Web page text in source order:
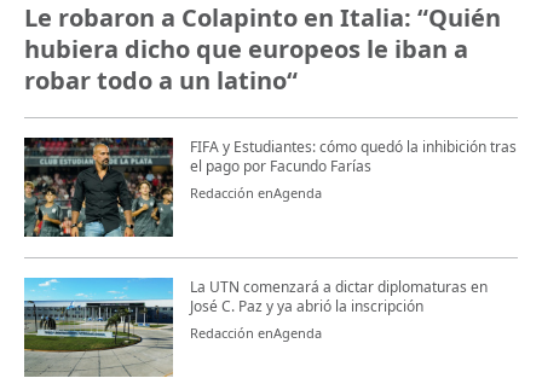
Le robaron a Colapinto en Italia: “Quién
hubiera dicho que europeos le iban a
robar todo a un latino“
FIFA y Estudiantes: cómo quedó la inhibición tras
el pago por Facundo Farías
Redacción enAgenda
La UTN comenzará a dictar diplomaturas en
José C. Paz y ya abrió la inscripción
Redacción enAgenda